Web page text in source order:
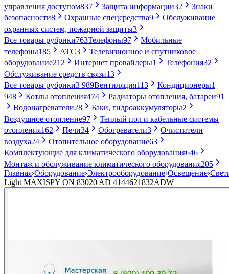
управления доступом837 Защита информации32
Знаки
безопасности8 Охранные спецсредства9
Обслуживание
охранных систем, пожарной защиты3
Все товары рубрики763Телефоны97
Мобильные
телефоны185 АТС3
Телевизионное и спутниковое
оборудование212 Интернет провайдеры1 Телефония32
Обслуживание средств связи13
Все товары рубрики3 989Вентиляция113 Кондиционеры1
948
Котлы отопления474 Радиаторы отопления, батареи91
Водонагреватели28 Баки, гидроаккумуляторы2
Воздушное отопление97
Теплый пол и кабельные системы
отопления162 Печи34 Обогреватели3
Очистители
воздуха24 Отопительное оборудование63
Комплектующие для климатического оборудования646
Монтаж и обслуживание климатического оборудования205
Главная›Оборудование›Электрооборудование›Освещение›
Light MAXISPY ON 83020 AD 4144621832ADW